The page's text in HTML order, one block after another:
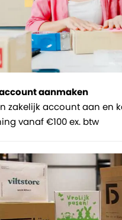
aanmaken
zakelijk account aan en
vanaf €100 ex. btw